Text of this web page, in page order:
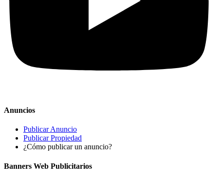
Anuncios
Publicar Anuncio
Publicar Propiedad
¿Cómo publicar un anuncio?
Banners Web Publicitarios